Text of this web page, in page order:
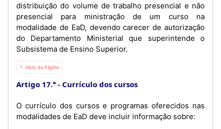
distribuição do volume de trabalho presencial e não
presencial para ministração de um curso na
modalidade de EaD, devendo carecer de autorização
do Departamento Ministerial que superintende o
Subsistema de Ensino Superior.
⇡ Início da Página
Artigo 17.° Currículo dos cursos
O currículo dos cursos e programas oferecidos nas
modalidades de EaD deve incluir informação sobre: